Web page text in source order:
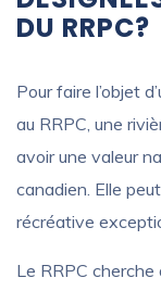
DU RRPC?
Pour faire l’objet
au RRPC, une
avoir une valeur
canadien. Elle
récréative
Le RRPC